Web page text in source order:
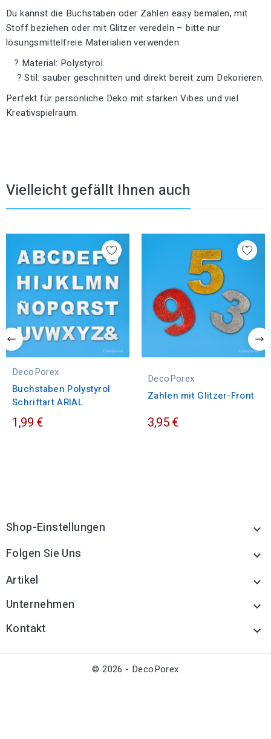
Du kannst die Buchstaben oder Zahlen easy bemalen, mit
Stoff beziehen oder mit Glitzer veredeln – bitte nur
lösungsmittelfreie Materialien verwenden.
? Material: Polystyrol.
? Stil: sauber geschnitten und direkt bereit zum Dekorieren.
Perfekt für persönliche Deko mit starken Vibes und viel
Kreativspielraum.
Vielleicht gefällt Ihnen auch
DecoPorex
Buchstaben Polystyrol
Schriftart ARIAL
1,99 €
DecoPorex
Zahlen mit Glitzer-Front
3,95 €
Shop-Einstellungen 
Folgen Sie Uns 
Artikel 
Unternehmen 
Kontakt 
© 2026 - DecoPorex